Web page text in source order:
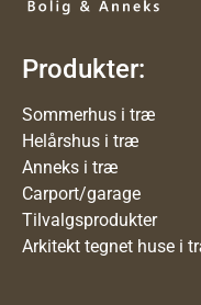
Produkter:
Sommerhus i træ
Helårshus i træ
Anneks i træ
Carport/garage
Tilvalgsprodukter
Arkitekt tegnet huse i